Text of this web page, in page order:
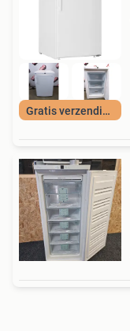
Gratis verzending